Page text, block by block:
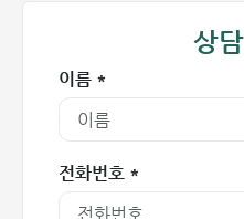
상
이름 *
전화번호 *